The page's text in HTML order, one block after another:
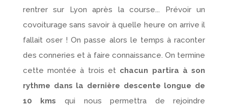
rentrer sur Lyon après la course... Prévoir un
covoiturage sans savoir à quelle heure on arrive il
fallait oser ! On passe alors le temps à raconter
des conneries et à faire connaissance. On termine
cette montée à trois et chacun partira à son
rythme dans la dernière descente longue de
10 kms qui nous permettra de rejoindre